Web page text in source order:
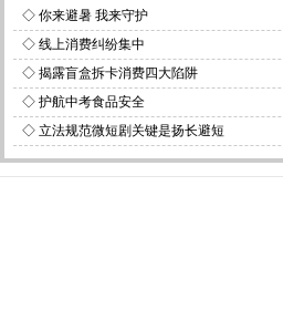
◇ 你来避暑 我来守护
◇ 线上消费纠纷集中
◇ 揭露盲盒拆卡消费四大陷阱
◇ 护航中考食品安全
◇ 立法规范微短剧关键是扬长避短